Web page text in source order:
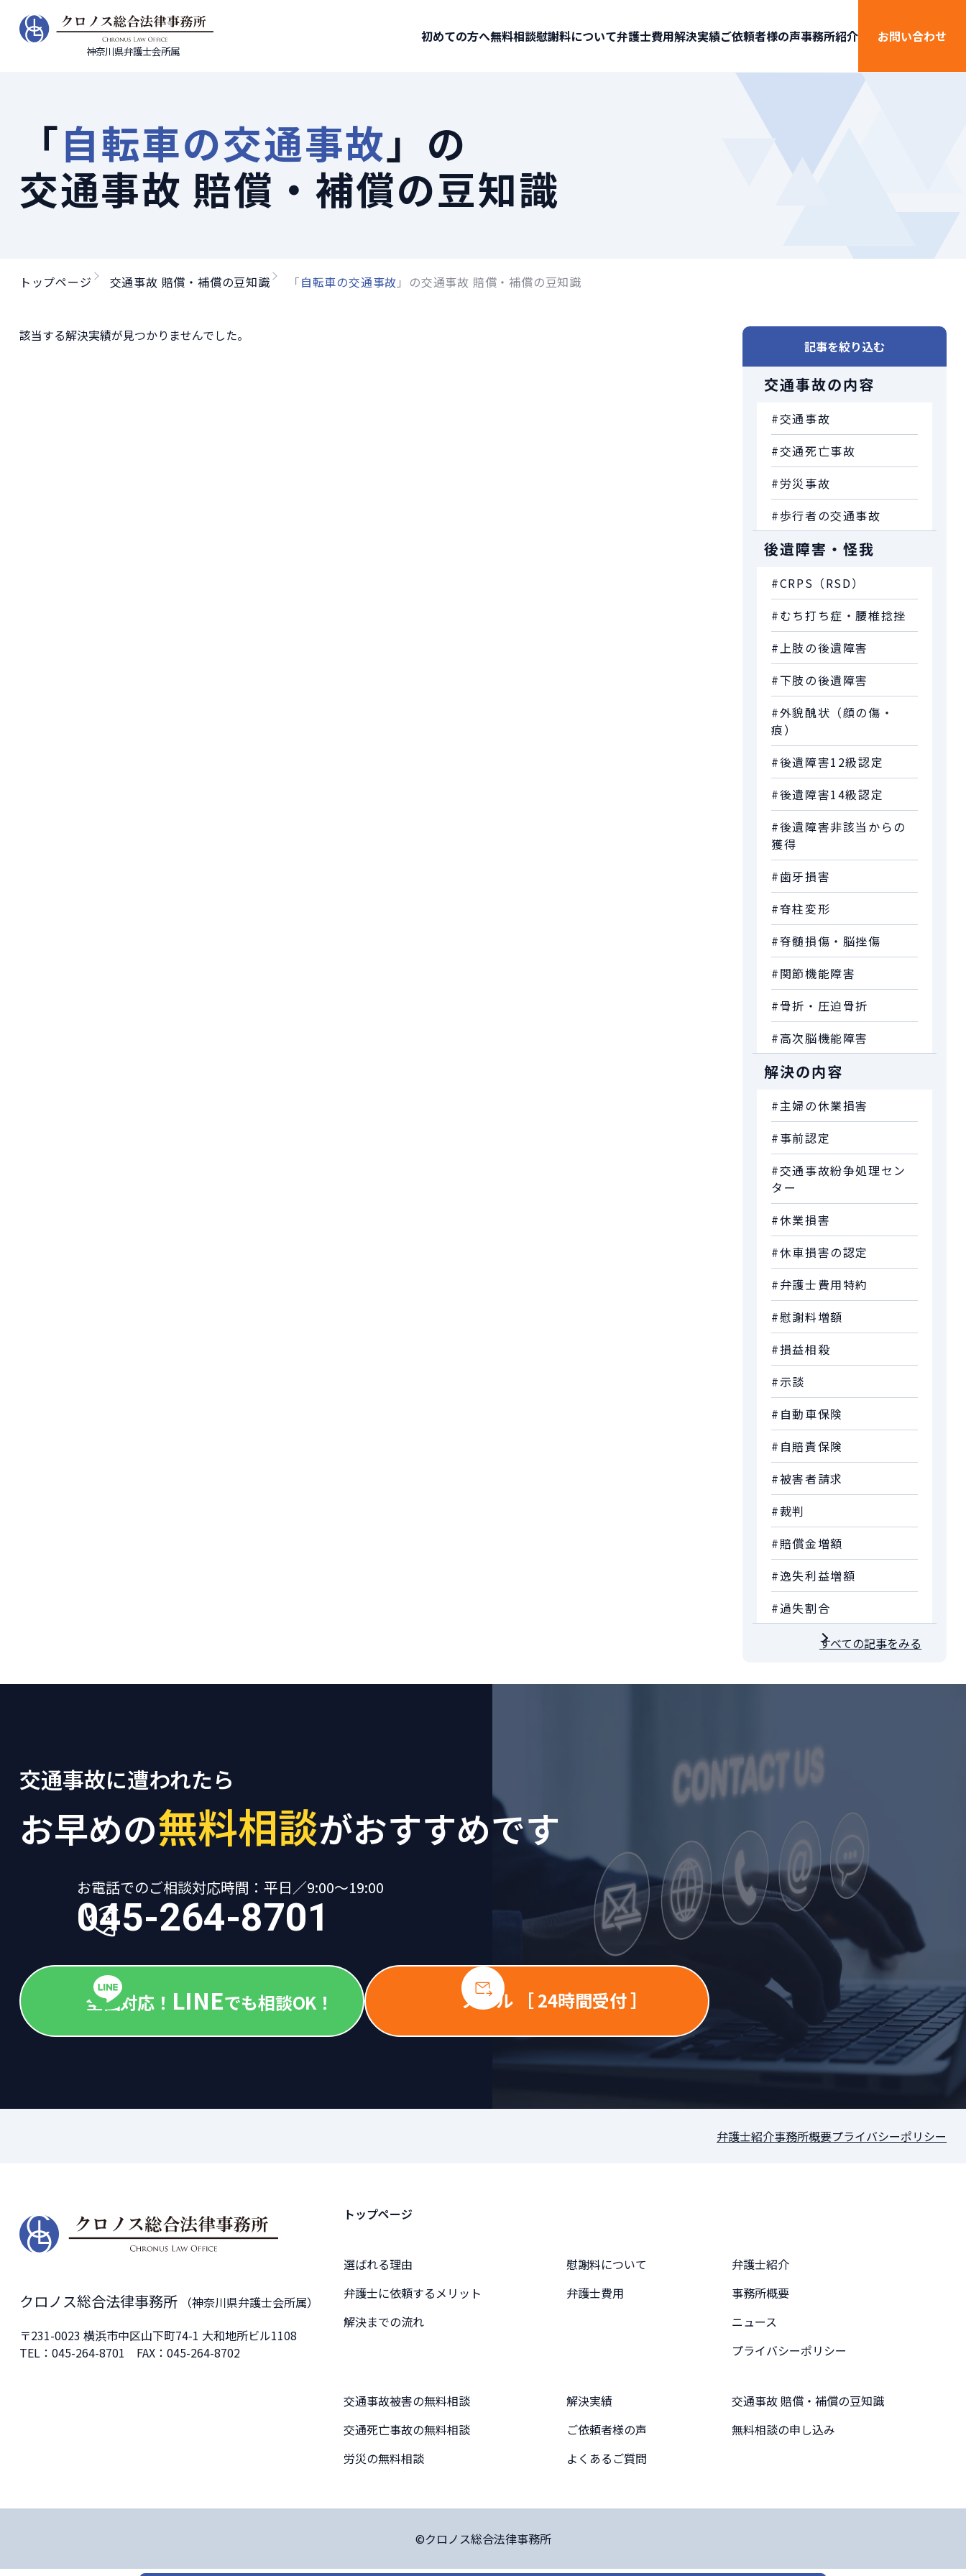
神奈川県弁護士会所属
初めての方へ無料相談慰謝料について弁護士費用解決実績ご依頼者様の声事務所紹介 お問い合わせ
「自転車の交通事故 」の
交通事故 賠償・補償の豆知識
トップページ 交通事故 賠償・補償の豆知識 「自転車の交通事故 」の交通事故 賠償・補償の豆知識
該当する解決実績が見つかりませんでした。
記事を絞り込む
交通事故の内容
#交通事故
#交通死亡事故
#労災事故
#歩行者の交通事故
後遺障害・怪我
#CRPS（RSD）
#むち打ち症・腰椎捻挫
#上肢の後遺障害
#下肢の後遺障害
#外貌醜状（顔の傷・
痕）
#後遺障害12級認定
#後遺障害14級認定
#後遺障害非該当からの
獲得
#歯牙損害
#脊柱変形
#脊髄損傷・脳挫傷
#関節機能障害
#骨折・圧迫骨折
#高次脳機能障害
解決の内容
#主婦の休業損害
#事前認定
#交通事故紛争処理セン
ター
#休業損害
#休車損害の認定
#弁護士費用特約
#慰謝料増額
#損益相殺
#示談
#自動車保険
#自賠責保険
#被害者請求
#裁判
#賠償金増額
#逸失利益増額
#過失割合
すべての記事をみる
交通事故に遭われたら
お早めの無料相談がおすすめです
お電話でのご相談対応時間：平日／9:00～19:00
045-264-8701
全国対応！ LINEでも相談OK！ メール ［ 24時間受付 ］
弁護士紹介事務所概要プライバシーポリシー
クロノス総合法律事務所
（神奈川県弁護士会所属）
〒231-0023 横浜市中区山下町74-1 大和地所ビル1108
TEL： 045-264-8701 FAX：045-264-8702
トップページ
選ばれる理由
弁護士に依頼するメリット
解決までの流れ
慰謝料について
弁護士費用
弁護士紹介
事務所概要
ニュース
プライバシーポリシー
交通事故被害の無料相談
交通死亡事故の無料相談
労災の無料相談
解決実績
ご依頼者様の声
よくあるご質問
交通事故 賠償・補償の豆知識
無料相談の申し込み
©クロノス総合法律事務所